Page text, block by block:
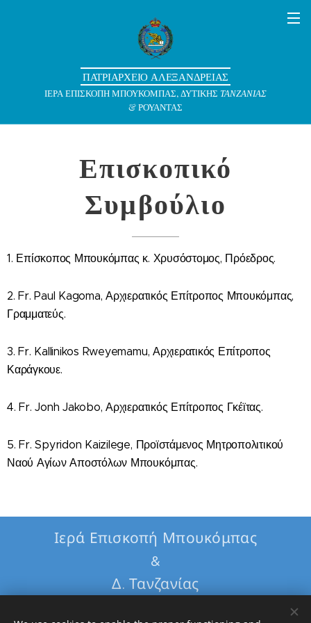
ΠΑΤΡΙΑΡΧΕΙΟ ΑΛΕΞΑΝΔΡΕΙΑΣ
ΙΕΡΑ ΕΠΙΣΚΟΠΗ ΜΠΟΥΚΟΜΠΑΣ, ΔΥΤΙΚΗΣ ΤΑΝΖΑΝΙΑΣ
& ΡΟΥΑΝΤΑΣ
Επισκοπικό
Συμβούλιο
1. Επίσκοπος Μπουκόμπας κ. Χρυσόστομος, Πρόεδρος.
2. Fr. Paul Kagoma, Αρχιερατικός Επίτροπος Μπουκόμπας,
Γραμματεύς.
3. Fr. Kallinikos Rweyemamu, Αρχιερατικός Επίτροπος
Καράγκουε.
4. Fr. Jonh Jakobo, Αρχιερατικός Επίτροπος Γκέϊτας.
5. Fr. Spyridon Kaizilege, Προϊστάμενος Μητροπολιτικού
Ναού Αγίων Αποστόλων Μπουκόμπας.
Ιερά Επισκοπή Μπουκόμπας
&
Δ. Τανζανίας